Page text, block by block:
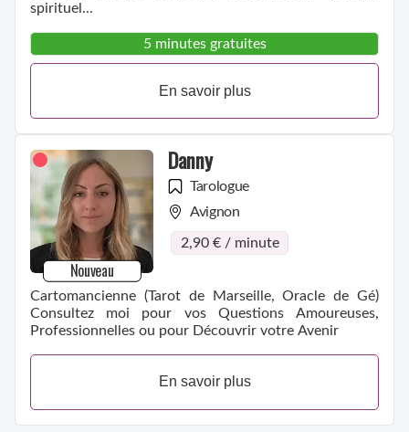
spirituel...
5 minutes gratuites
En savoir plus
Nouveau
Danny
Tarologue
Avignon
2,90 € / minute
Cartomancienne (Tarot de Marseille, Oracle de Gé)
Consultez moi pour vos Questions Amoureuses,
Professionnelles ou pour Découvrir votre Avenir
En savoir plus